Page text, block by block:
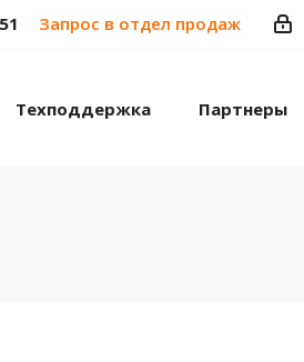
Запрос в отдел продаж
Техподдержка Партнеры